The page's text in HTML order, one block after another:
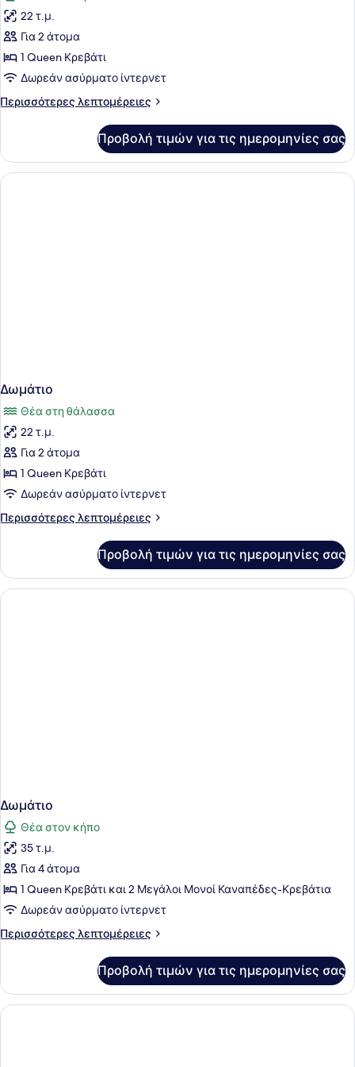
22 τ.μ.
Για 2 άτομα
1 Queen Κρεβάτι
Δωρεάν ασύρματο ίντερνετ
Περισσότερες λεπτομέρειες
Περισσότερες
Προβολή τιμών για τις ημερομηνίες σας
Δωμάτιο
Θέα στη θάλασσα
22 τ.μ.
Για 2 άτομα
1 Queen Κρεβάτι
Δωρεάν ασύρματο ίντερνετ
Περισσότερες λεπτομέρειες
Περισσότερες
Προβολή τιμών για τις ημερομηνίες σας
Δωμάτιο
Θέα στον κήπο
35 τ.μ.
Για 4 άτομα
1 Queen Κρεβάτι και 2 Μεγάλοι Μονοί Καναπέδες-Κρεβάτια
Δωρεάν ασύρματο ίντερνετ
Περισσότερες λεπτομέρειες
Περισσότερες
Προβολή τιμών για τις ημερομηνίες σας